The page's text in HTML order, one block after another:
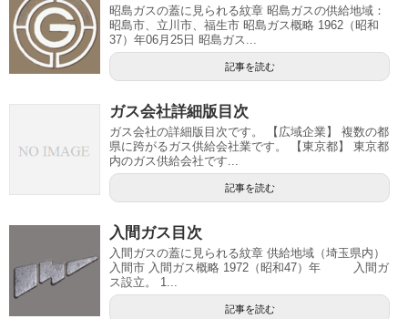
昭島ガスの蓋に見られる紋章 昭島ガスの供給地域：
昭島市、立川市、福生市 昭島ガス概略 1962（昭和
37）年06月25日 昭島ガス...
記事を読む
ガス会社詳細版目次
ガス会社の詳細版目次です。 【広域企業】 複数の都
県に跨がるガス供給会社業です。 【東京都】 東京都
内のガス供給会社です...
記事を読む
入間ガス目次
入間ガスの蓋に見られる紋章 供給地域（埼玉県内）
入間市 入間ガス概略 1972（昭和47）年 入間ガ
ス設立。 1...
記事を読む